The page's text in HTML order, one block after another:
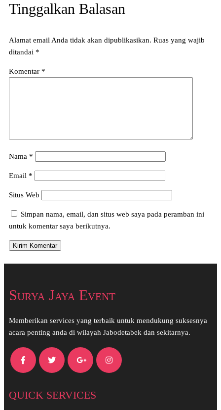
Tinggalkan Balasan
Alamat email Anda tidak akan dipublikasikan. Ruas yang wajib
ditandai *
Komentar *
Nama *
Email *
Situs Web
Simpan nama, email, dan situs web saya pada peramban ini
untuk komentar saya berikutnya.
Surya Jaya Event
Memberikan services yang terbaik untuk mendukung suksesnya
acara penting anda di wilayah Jabodetabek dan sekitarnya.
QUICK SERVICES